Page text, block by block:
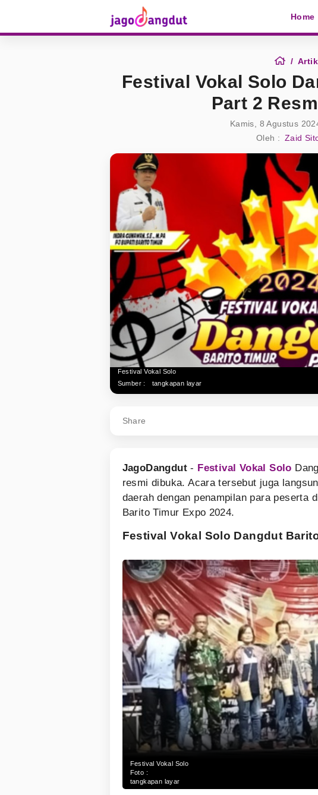
Home
Festival Vokal Solo
Part 2
Kamis, 8 Agustus
Oleh : Zaid
Festival Vokal Solo
Sumber :
tangkapan layar
Share
JagoDangdut- Festival Vokal Solo
resmi dibuka. Acara tersebut juga
daerah dengan penampilan para peserta
Barito Timur Expo 2024.
Festival Vokal Solo Dangdut
Festival Vokal Solo
Foto :
tangkapan layar